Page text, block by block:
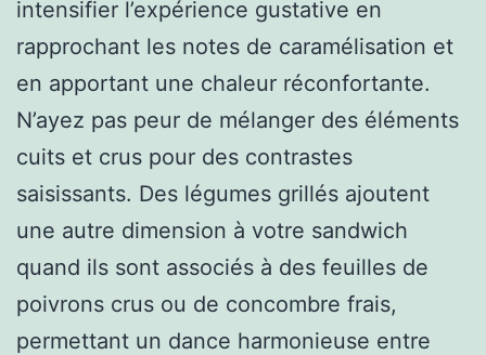
intensifier l’expérience gustative en
rapprochant les notes de caramélisation et
en apportant une chaleur réconfortante.
N’ayez pas peur de mélanger des éléments
cuits et crus pour des contrastes
saisissants. Des légumes grillés ajoutent
une autre dimension à votre sandwich
quand ils sont associés à des feuilles de
poivrons crus ou de concombre frais,
permettant un dance harmonieuse entre